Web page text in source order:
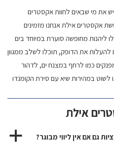
את מי שבאים לחוות אקסטרים
אקסטרים אילת אנחנו מזמינים
ליהנות מחופשה סוערת במיוחד בים
להעלות את הדופק, תוכלו לשלב ממגוון
כמו לרחף במצנח ים, לדהור
לשוט במהירות שיא עם סירת הקומנדו
אילת
a גם אם אין ליווי מבוגר?